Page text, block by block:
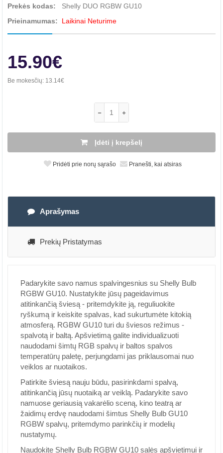
Prekės kodas:
Shelly DUO RGBW GU10
Prieinamumas:
Laikinai Neturime
15.90€
Be mokesčių: 13.14€
Įdėti į krepšelį
Pridėti prie norų sąrašo Pranešti, kai atsiras
Aprašymas
Prekių Pristatymas
Padarykite savo namus spalvingesnius su Shelly Bulb
RGBW GU10. Nustatykite jūsų pageidavimus
atitinkančią šviesą - pritemdykite ją, reguliuokite
ryškumą ir keiskite spalvas, kad sukurtumėte kitokią
atmosferą. RGBW GU10 turi du šviesos režimus -
spalvotą ir baltą. Apšvietimą galite individualizuoti
naudodami šimtų RGB spalvų ir baltos spalvos
temperatūrų paletę, perjungdami jas priklausomai nuo
veiklos ar nuotaikos.
Patirkite šviesą nauju būdu, pasirinkdami spalvą,
atitinkančią jūsų nuotaiką ar veiklą. Padarykite savo
namuose geriausią vakarėlio sceną, kino teatrą ar
žaidimų erdvę naudodami šimtus Shelly Bulb GU10
RGBW spalvų, pritemdymo parinkčių ir modelių
nustatymų.
Naudokite Shelly Bulb RGBW GU10 salės apšvietimui ir